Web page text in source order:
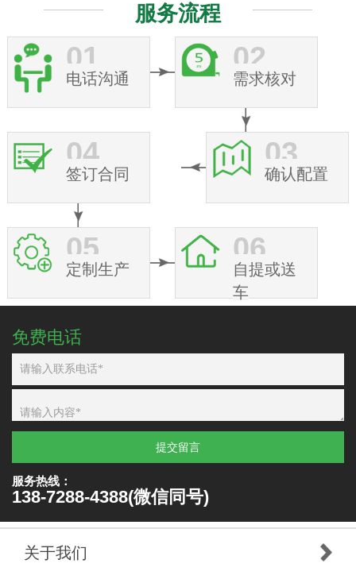
服务流程
01
电话沟通
02
需求核对
03
确认配置
04
签订合同
05
定制生产
06
自提或送
车
免费电话
提交留言
服务热线：
138-7288-4388(微信同号)
关于我们